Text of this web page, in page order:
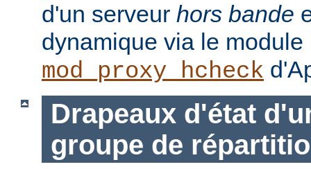
d'un serveur hors bande
dynamique via le module
mod_proxy_hcheck
Drapeaux d'état
groupe de